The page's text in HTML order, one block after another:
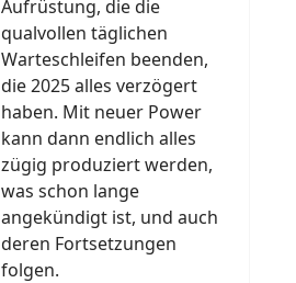
Aufrüstung, die die
qualvollen täglichen
Warteschleifen beenden,
die 2025 alles verzögert
haben. Mit neuer Power
kann dann endlich alles
zügig produziert werden,
was schon lange
angekündigt ist, und auch
deren Fortsetzungen
folgen.